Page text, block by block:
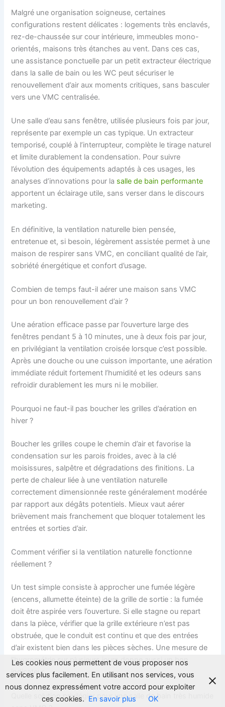
Malgré une organisation soigneuse, certaines
configurations restent délicates : logements très enclavés,
rez-de-chaussée sur cour intérieure, immeubles mono-
orientés, maisons très étanches au vent. Dans ces cas,
une assistance ponctuelle par un petit extracteur électrique
dans la salle de bain ou les WC peut sécuriser le
renouvellement d’air aux moments critiques, sans basculer
vers une VMC centralisée.
Une salle d’eau sans fenêtre, utilisée plusieurs fois par jour,
représente par exemple un cas typique. Un extracteur
temporisé, couplé à l’interrupteur, complète le tirage naturel
et limite durablement la condensation. Pour suivre
l’évolution des équipements adaptés à ces usages, les
analyses d’innovations pour la salle de bain performante
apportent un éclairage utile, sans verser dans le discours
marketing.
En définitive, la ventilation naturelle bien pensée,
entretenue et, si besoin, légèrement assistée permet à une
maison de respirer sans VMC, en conciliant qualité de l’air,
sobriété énergétique et confort d’usage.
Combien de temps faut-il aérer une maison sans VMC
pour un bon renouvellement d’air ?
Une aération efficace passe par l’ouverture large des
fenêtres pendant 5 à 10 minutes, une à deux fois par jour,
en privilégiant la ventilation croisée lorsque c’est possible.
Après une douche ou une cuisson importante, une aération
immédiate réduit fortement l’humidité et les odeurs sans
refroidir durablement les murs ni le mobilier.
Pourquoi ne faut-il pas boucher les grilles d’aération en
hiver ?
Boucher les grilles coupe le chemin d’air et favorise la
condensation sur les parois froides, avec à la clé
moisissures, salpêtre et dégradations des finitions. La
perte de chaleur liée à une ventilation naturelle
correctement dimensionnée reste généralement modérée
par rapport aux dégâts potentiels. Mieux vaut aérer
brièvement mais franchement que bloquer totalement les
entrées et sorties d’air.
Comment vérifier si la ventilation naturelle fonctionne
réellement ?
Un test simple consiste à approcher une fumée légère
(encens, allumette éteinte) de la grille de sortie : la fumée
doit être aspirée vers l’ouverture. Si elle stagne ou repart
dans la pièce, vérifier que la grille extérieure n’est pas
obstruée, que le conduit est continu et que des entrées
d’air existent bien dans les pièces sèches. Une mesure de
l’hygrométrie sur plusieurs jours donne aussi un bon
indicateur.
Quelle solution privilégier pour une salle de bain très humide
Les cookies nous permettent de vous proposer nos
services plus facilement. En utilisant nos services, vous
nous donnez expressément votre accord pour exploiter
ces cookies. En savoir plus OK